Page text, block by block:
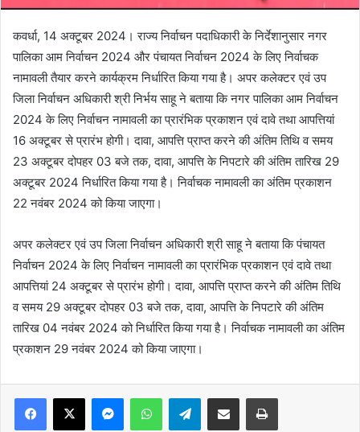
कवर्धा, 14 अक्टूबर 2024। राज्य निर्वाचन पदाधिकारी के निर्देशानुसार नगर
पालिका आम निर्वाचन 2024 और पंचायत निर्वाचन 2024 के लिए निर्वाचक
नामावली तैयार करने कार्यक्रम निर्धारित किया गया है। अपर कलेक्टर एवं उप
जिला निर्वाचन अधिकारी श्री निर्भय साहू ने बताया कि नगर पालिका आम निर्वाचन
2024 के लिए निर्वाचन नामावली का प्रारंभिक प्रकाशन एवं दावे तथा आपत्तियां
16 अक्टूबर से प्रारंभ होगी। दावा, आपत्ति प्राप्त करने की अंतिम तिथि व समय
23 अक्टूबर दोपहर 03 बजे तक, दावा, आपत्ति के निपटारे की अंतिम तारिख 29
अक्टूबर 2024 निर्धारित किया गया है। निर्वाचक नामावली का अंतिम प्रकाशन
22 नवंबर 2024 को किया जाएगा।
अपर कलेक्टर एवं उप जिला निर्वाचन अधिकारी श्री साहू ने बताया कि पंचायत
निर्वाचन 2024 के लिए निर्वाचन नामावली का प्रारंभिक प्रकाशन एवं दावे तथा
आपत्तियां 24 अक्टूबर से प्रारंभ होगी। दावा, आपत्ति प्राप्त करने की अंतिम तिथि
व समय 29 अक्टूबर दोपहर 03 बजे तक, दावा, आपत्ति के निपटारे की अंतिम
तारिख 04 नवंबर 2024 को निर्धारित किया गया है। निर्वाचक नामावली का अंतिम
प्रकाशन 29 नवंबर 2024 को किया जाएगा।
Telegram